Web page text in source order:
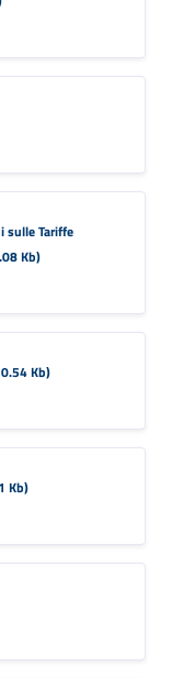
sulle Tariffe
Kb)
Kb)
Kb)